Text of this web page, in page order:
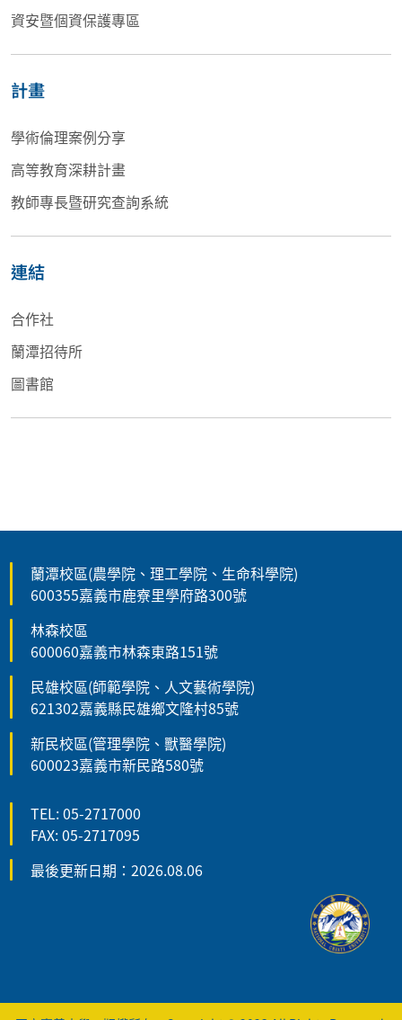
資安暨個資保護專區
計畫
學術倫理案例分享
高等教育深耕計畫
教師專長暨研究查詢系統
連結
合作社
蘭潭招待所
圖書館
蘭潭校區(農學院、理工學院、生命科學院)
600355嘉義市鹿寮里學府路300號
林森校區
600060嘉義市林森東路151號
民雄校區(師範學院、人文藝術學院)
621302嘉義縣民雄鄉文隆村85號
新民校區(管理學院、獸醫學院)
600023嘉義市新民路580號
TEL: 05-2717000
FAX: 05-2717095
最後更新日期：2026.08.06